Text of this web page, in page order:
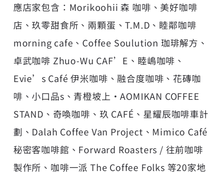
應店家包含：Morikoohii 森 咖啡、美好咖啡
店、玖零甜食所、兩顆蛋、T.M.D、睦鄰咖啡
morning cafe、Coffee Soulution 珈琲解方、
卓武咖啡 Zhuo-Wu CAF’E、睦嶋咖啡、
Evie’s Café 伊米咖啡、融合度咖啡、花磚咖
啡、小口品s、青橙坡上・AOMIKAN COFFEE
STAND、奇喚咖啡、玖 CAFÉ、星耀辰咖啡車計
劃、Dalah Coffee Van Project、Mimico Café
秘密客咖啡館、Forward Roasters / 往前咖啡
製作所、咖啡一派 The Coffee Folks 等20家地